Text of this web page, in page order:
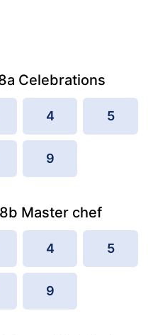
Celebrations
4 5
9
Master chef
4 5
9